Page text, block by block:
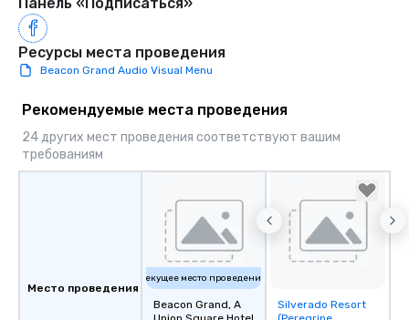
Панель «Подписаться»
Ресурсы места проведения
Beacon Grand Audio Visual Menu
Рекомендуемые места проведения
24 других мест проведения соответствуют вашим
требованиям
Место проведения
Текущее место проведения
Beacon Grand, A
Removed from
Silverado Resort